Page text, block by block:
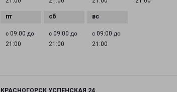
с 09:00 до
21:00
с 09:00 до
21:00
с 09:00 до
21:00
КРАСНОГОРСК УСПЕНСКАЯ 24